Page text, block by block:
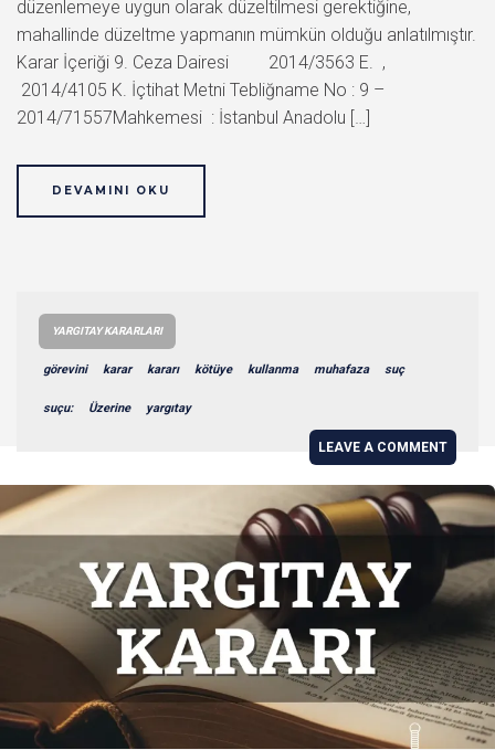
düzenlemeye uygun olarak düzeltilmesi gerektiğine,
mahallinde düzeltme yapmanın mümkün olduğu anlatılmıştır.
Karar İçeriği 9. Ceza Dairesi 2014/3563 E. ,
2014/4105 K. İçtihat Metni Tebliğname No : 9 –
2014/71557Mahkemesi : İstanbul Anadolu […]
DEVAMINI OKU
YARGITAY KARARLARI
görevini karar kararı kötüye kullanma muhafaza suç
suçu: Üzerine yargıtay
LEAVE A COMMENT